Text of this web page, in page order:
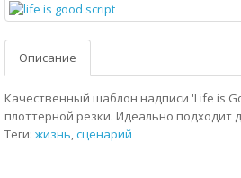
Описание
Качественный шаблон надписи 'Life is
плоттерной резки. Идеально подходит
Теги: жизнь,сценарий